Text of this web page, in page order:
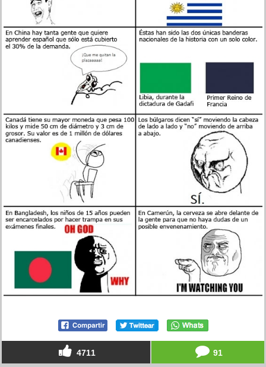
4711 91